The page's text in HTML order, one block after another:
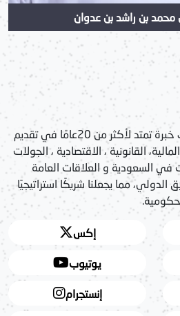
محمد بن راشد بن عدوان
نحن في ساحات المدن نمتلك خبرة تمتد لأكثر من 20عامًا في تقديم
القانونية ، الاقتصادية ، الجولات
في السعودية و العلاقات العامة
مما يجعلنا شريكًا استراتيجيًا
إكس
يوتيوب
إنستجرام